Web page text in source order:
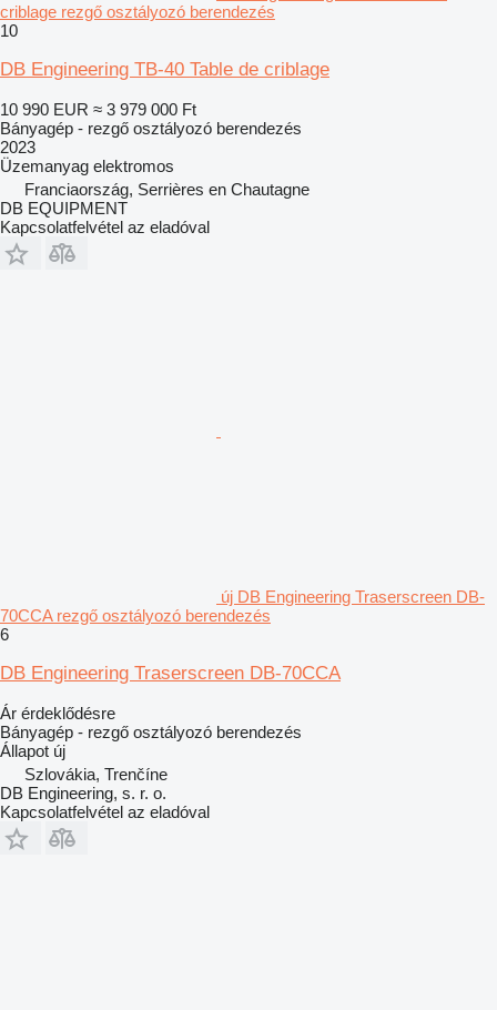
criblage rezgő osztályozó berendezés
10
DB Engineering TB-40 Table de criblage
10 990 EUR ≈ 3 979 000 Ft
Bányagép - rezgő osztályozó berendezés
2023
Üzemanyag elektromos
Franciaország, Serrières en Chautagne
DB EQUIPMENT
Kapcsolatfelvétel az eladóval
új DB Engineering Traserscreen DB-
70CCA rezgő osztályozó berendezés
6
DB Engineering Traserscreen DB-70CCA
Ár érdeklődésre
Bányagép - rezgő osztályozó berendezés
Állapot új
Szlovákia, Trenčíne
DB Engineering, s. r. o.
Kapcsolatfelvétel az eladóval